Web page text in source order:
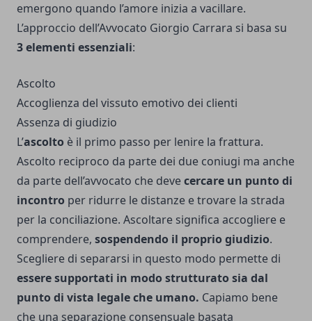
emergono quando l’amore inizia a vacillare.
L’approccio dell’Avvocato Giorgio Carrara si basa su
3 elementi essenziali:
Ascolto
Accoglienza del vissuto emotivo dei clienti
Assenza di giudizio
L’ascolto è il primo passo per lenire la frattura.
Ascolto reciproco da parte dei due coniugi ma anche
da parte dell’avvocato che devecercare un punto di
incontro per ridurre le distanze e trovare la strada
per la conciliazione. Ascoltare significa accogliere e
comprendere, sospendendo il proprio giudizio.
Scegliere di separarsi in questo modo permette di
essere supportati in modo strutturato sia dal
punto di vista legale che umano. Capiamo bene
che una separazione consensuale basata